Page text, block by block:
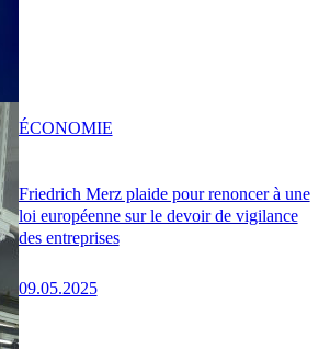
Friedrich Merz plaide pour renoncer à une
loi européenne sur le devoir de vigilance
des entreprises
09.05.2025
ÉCONOMIE